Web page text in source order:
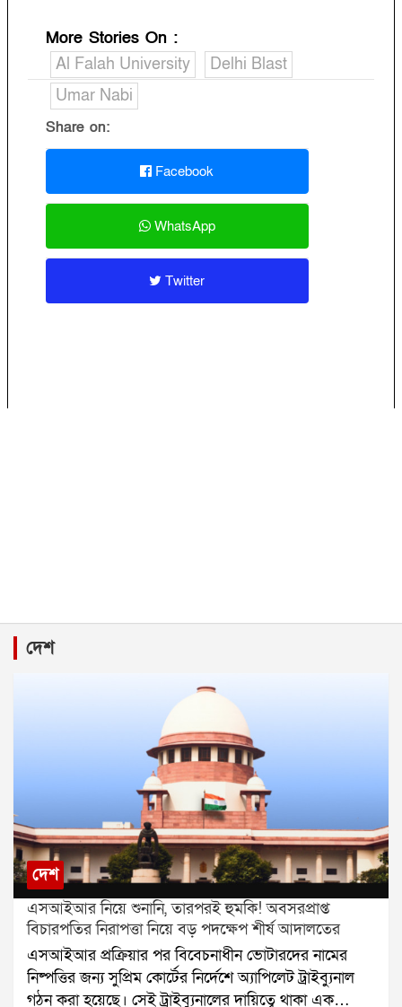
More Stories On :
Al Falah University
Delhi Blast
Umar Nabi
Share on:
Facebook
WhatsApp
Twitter
দেশ
দেশ
এসআইআর নিয়ে শুনানি, তারপরই হুমকি! অবসরপ্রাপ্ত
বিচারপতির নিরাপত্তা নিয়ে বড় পদক্ষেপ শীর্ষ আদালতের
এসআইআর প্রক্রিয়ার পর বিবেচনাধীন ভোটারদের নামের
নিষ্পত্তির জন্য সুপ্রিম কোর্টের নির্দেশে অ্যাপিলেট ট্রাইব্যুনাল
গঠন করা হয়েছে। সেই ট্রাইব্যুনালের দায়িত্বে থাকা এক